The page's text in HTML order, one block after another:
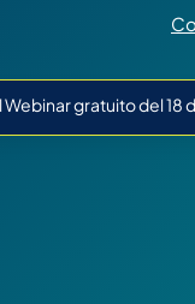
gratuito del